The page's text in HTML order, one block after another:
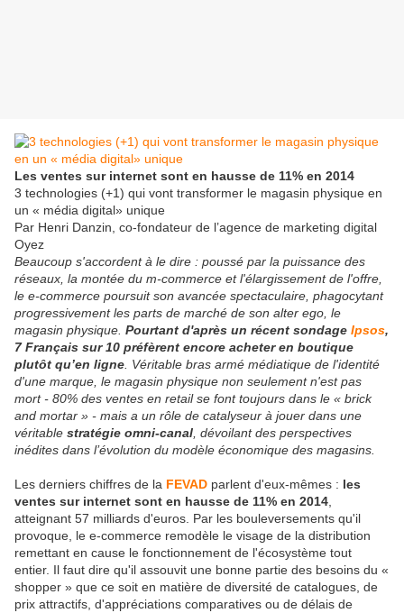
Les ventes sur internet sont en hausse de 11% en 2014
3 technologies (+1) qui vont transformer le magasin physique en
un « média digital» unique
Par Henri Danzin, co-fondateur de l’agence de marketing digital
Oyez
Beaucoup s'accordent à le dire : poussé par la puissance des
réseaux, la montée du m-commerce et l'élargissement de l'offre,
le e-commerce poursuit son avancée spectaculaire, phagocytant
progressivement les parts de marché de son alter ego, le
magasin physique. Pourtant d'après un récent sondage Ipsos,
7 Français sur 10 préfèrent encore acheter en boutique
plutôt qu’en ligne . Véritable bras armé médiatique de l'identité
d'une marque, le magasin physique non seulement n'est pas
mort - 80% des ventes en retail se font toujours dans le « brick
and mortar » - mais a un rôle de catalyseur à jouer dans une
véritable stratégie omni-canal , dévoilant des perspectives
inédites dans l’évolution du modèle économique des magasins.
Les derniers chiffres de la FEVAD parlent d'eux-mêmes : les
ventes sur internet sont en hausse de 11% en 2014
atteignant 57 milliards d'euros. Par les bouleversements qu'il
provoque, le e-commerce remodèle le visage de la distribution
remettant en cause le fonctionnement de l'écosystème tout
entier. Il faut dire qu'il assouvit une bonne partie des besoins du «
shopper » que ce soit en matière de diversité de catalogues, de
prix attractifs, d'appréciations comparatives ou de délais de